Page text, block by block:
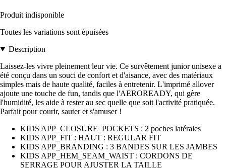
Produit indisponible
Toutes les variations sont épuisées
Description
Laissez-les vivre pleinement leur vie. Ce survêtement junior unisexe a
été conçu dans un souci de confort et d'aisance, avec des matériaux
simples mais de haute qualité, faciles à entretenir. L'imprimé allover
ajoute une touche de fun, tandis que l'AEROREADY, qui gère
l'humidité, les aide à rester au sec quelle que soit l'activité pratiquée.
Parfait pour courir, sauter et s'amuser !
KIDS APP_CLOSURE_POCKETS : 2 poches latérales
KIDS APP_FIT : HAUT : REGULAR FIT
KIDS APP_BRANDING : 3 BANDES SUR LES JAMBES
KIDS APP_HEM_SEAM_WAIST : CORDONS DE
SERRAGE POUR AJUSTER LA TAILLE